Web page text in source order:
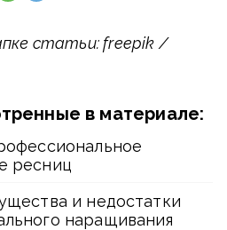
статьи: freepik /
в материале:
ресниц
и недостатки
наращивания